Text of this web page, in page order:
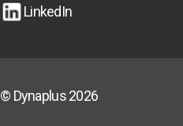
Facebook
Facebook
LinkedIn
© Dynaplus 2026